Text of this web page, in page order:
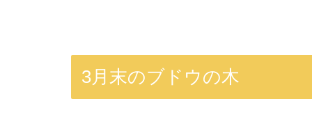
3月末のブドウの木